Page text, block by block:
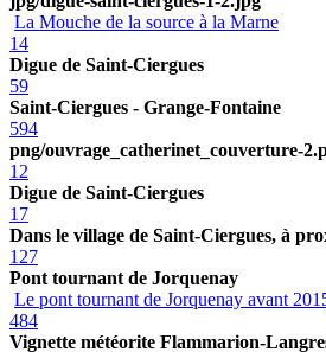
La Mouche de la source à la Marne
14
Digue de Saint-Ciergues
59
Saint-Ciergues - Grange-Fontaine
594
png/ouvrage_catherinet_couverture-
12
Digue de Saint-Ciergues
17
Dans le village de Saint-Ciergues, à
127
Pont tournant de Jorquenay
Le pont tournant de Jorquenay avant
484
Vignette météorite Flammarion-